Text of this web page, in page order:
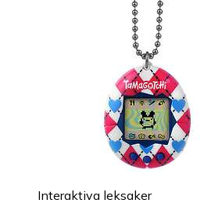
Interaktiva leksaker